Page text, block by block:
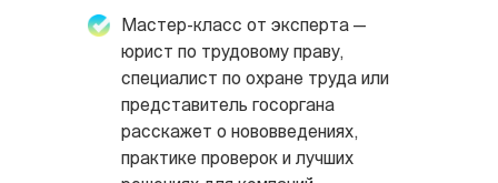
Мастер-класс от эксперта —
юрист по трудовому праву,
специалист по охране труда или
представитель госоргана
расскажет о нововведениях,
практике проверок и лучших